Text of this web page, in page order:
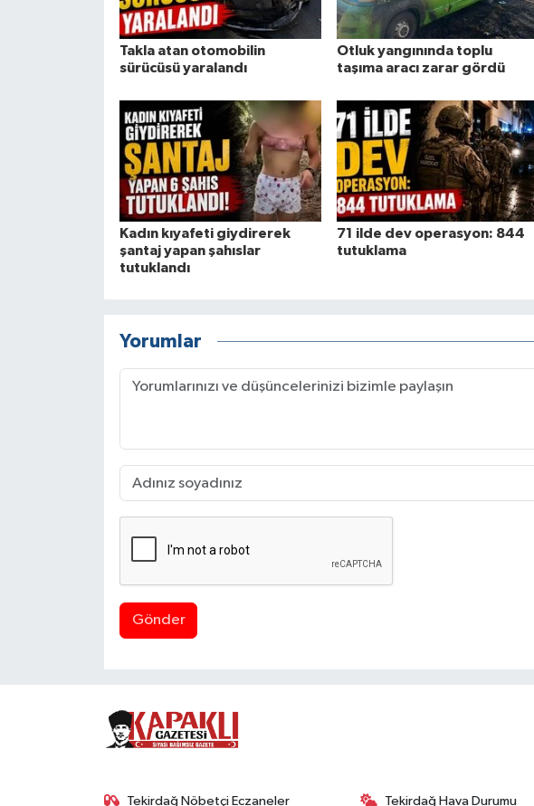
Takla atan otomobilin
sürücüsü yaralandı
Otluk yangınında toplu
taşıma aracı zarar gördü
Kadın kıyafeti giydirerek
şantaj yapan şahıslar
tutuklandı
71 ilde dev operasyon: 844
tutuklama
Yorumlar
Gönder
Tekirdağ Nöbetçi Eczaneler Tekirdağ Hava Durumu